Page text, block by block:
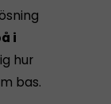
i
hur
bas.